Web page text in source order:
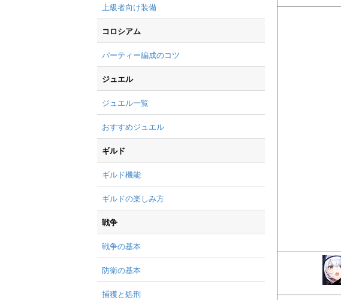
上級者向け装備
コロシアム
パーティー編成のコツ
ジュエル
ジュエル一覧
おすすめジュエル
ギルド
ギルド機能
ギルドの楽しみ方
戦争
戦争の基本
防衛の基本
捕獲と処刑